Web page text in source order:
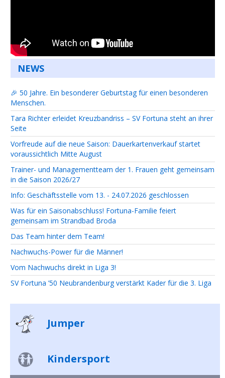
NEWS
🎉 50 Jahre. Ein besonderer Geburtstag für einen besonderen
Menschen.
Tara Richter erleidet Kreuzbandriss – SV Fortuna steht an ihrer
Seite
Vorfreude auf die neue Saison: Dauerkartenverkauf startet
voraussichtlich Mitte August
Trainer- und Managementteam der 1. Frauen geht gemeinsam
in die Saison 2026/27
Info: Geschäftsstelle vom 13. - 24.07.2026 geschlossen
Was für ein Saisonabschluss! Fortuna-Familie feiert
gemeinsam im Strandbad Broda
Das Team hinter dem Team!
Nachwuchs-Power für die Männer!
Vom Nachwuchs direkt in Liga 3!
SV Fortuna ’50 Neubrandenburg verstärkt Kader für die 3. Liga
Jumper
Kindersport